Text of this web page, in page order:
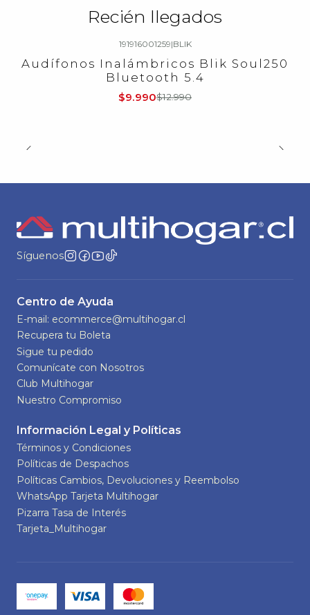
Recién llegados
-23%OFF
191916001259|BLIK
Audífonos Inalámbricos Blik Soul250
Bluetooth 5.4
$9.990$12.990
Síguenos
Centro de Ayuda
E-mail: ecommerce@multihogar.cl
Recupera tu Boleta
Sigue tu pedido
Comunícate con Nosotros
Club Multihogar
Nuestro Compromiso
Información Legal y Políticas
Términos y Condiciones
Políticas de Despachos
Políticas Cambios, Devoluciones y Reembolso
WhatsApp Tarjeta Multihogar
Pizarra Tasa de Interés
Tarjeta_Multihogar